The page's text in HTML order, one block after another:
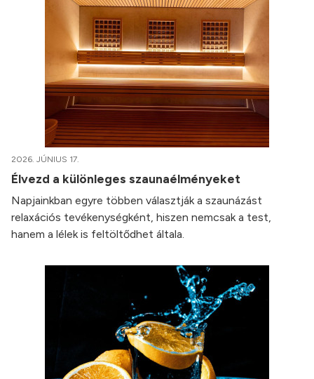
2026. JÚNIUS 17.
Élvezd a különleges szaunaélményeket
Napjainkban egyre többen választják a szaunázást
relaxációs tevékenységként, hiszen nemcsak a test,
hanem a lélek is feltöltődhet általa.